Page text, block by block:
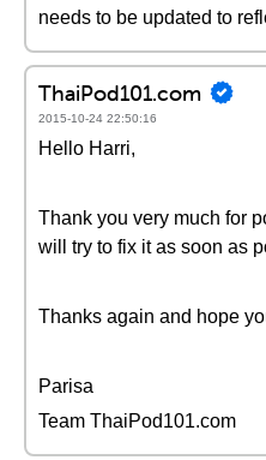
needs to be updated to
ThaiPod101.com
2015-10-24 22:50:16
Hello Harri,
Thank you very much for
will try to fix it as soon as
Thanks again and hope
Parisa
Team ThaiPod101.com